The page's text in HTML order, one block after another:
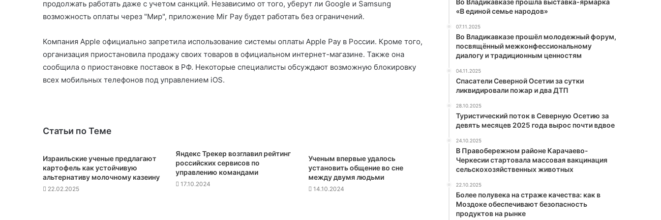
продолжать работать даже с учетом санкций. Независимо от того, уберут ли Google и Samsung
возможность оплаты через "Мир", приложение Mir Pay будет работать без ограничений.
Компания Apple официально запретила использование системы оплаты Apple Pay в России. Кроме того,
организация приостановила продажу своих товаров в официальном интернет-магазине. Также она
сообщила о приостановке поставок в РФ. Некоторые специалисты обсуждают возможную блокировку
всех мобильных телефонов под управлением iOS.
Статьи по Теме
Израильские ученые предлагают
картофель как устойчивую
альтернативу молочному казеину
22.02.2025
Яндекс Трекер возглавил рейтинг
российских сервисов по
управлению командами
17.10.2024
Ученым впервые удалось
установить общение во сне
между двумя людьми
14.10.2024
Во Владикавказе прошла выставка-ярмарка
«В единой семье народов»
07.11.2025
Во Владикавказе прошёл молодежный форум,
посвящённый межконфессиональному
диалогу и традиционным ценностям
04.11.2025
Спасатели Северной Осетии за сутки
ликвидировали пожар и два ДТП
28.10.2025
Туристический поток в Северную Осетию за
девять месяцев 2025 года вырос почти вдвое
24.10.2025
В Правобережном районе Карачаево-
Черкесии стартовала массовая вакцинация
сельскохозяйственных животных
22.10.2025
Более полувека на страже качества: как в
Моздоке обеспечивают безопасность
продуктов на рынке